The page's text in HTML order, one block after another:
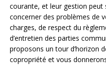
courante, et leur gestion peut
concerner des problèmes de
charges, de respect du
d’entretien des parties
proposons un tour d’horizon
copropriété et vous